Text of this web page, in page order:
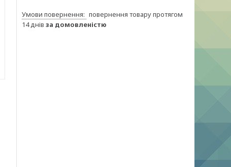
повернення товару протягом
14 днів за домовленістю